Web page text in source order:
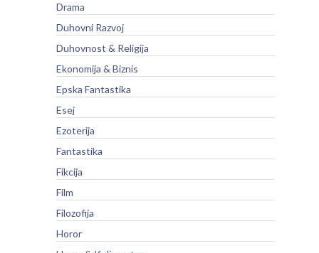
Drama
Duhovni Razvoj
Duhovnost & Religija
Ekonomija & Biznis
Epska Fantastika
Esej
Ezoterija
Fantastika
Fikcija
Film
Filozofija
Horor